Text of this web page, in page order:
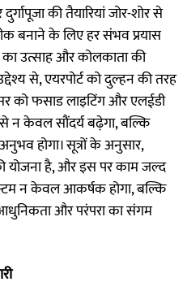
की तैयारियां जोर-शोर से
बनाने के लिए हर संभव प्रयास
का उत्साह और कोलकाता की
से, एयरपोर्ट को दुल्हन की तरह
को फसाड लाइटिंग और एलईडी
न केवल सौंदर्य बढ़ेगा, बल्कि
होगा। सूत्रों के अनुसार,
है, और इस पर काम जल्द
न केवल आकर्षक होगा, बल्कि
और परंपरा का संगम